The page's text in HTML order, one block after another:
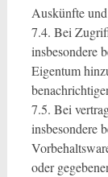
Auskünfte
7.4. Bei
insbesondere
Eigentum
7.5. Bei
insbesondere
oder